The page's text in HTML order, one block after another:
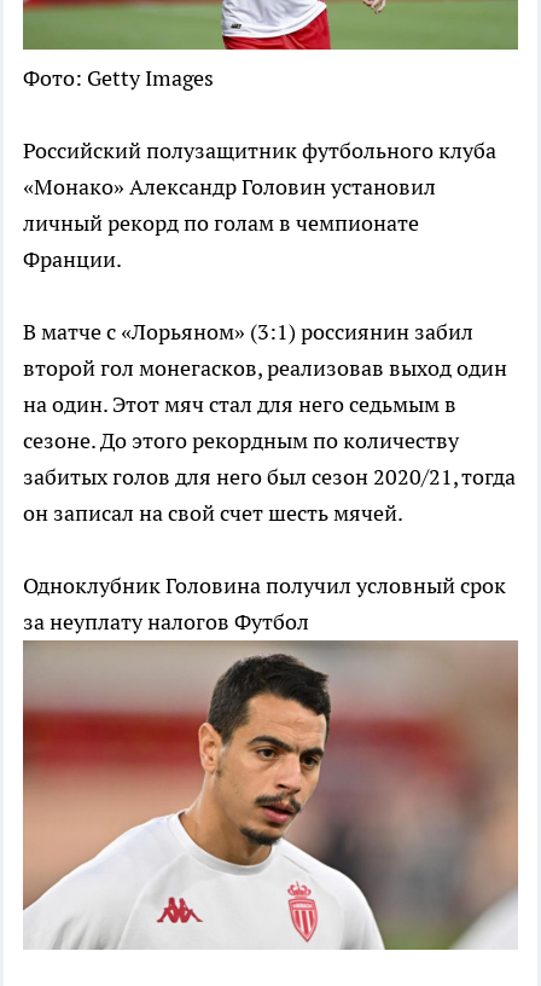
Фото: Getty Images
Российский полузащитник футбольного клуба
«Монако» Александр Головин установил
личный рекорд по голам в чемпионате
Франции.
В матче с «Лорьяном» (3:1) россиянин забил
второй гол монегасков, реализовав выход один
на один. Этот мяч стал для него седьмым в
сезоне. До этого рекордным по количеству
забитых голов для него был сезон 2020/21, тогда
он записал на свой счет шесть мячей.
Одноклубник Головина получил условный срок
за неуплату налогов Футбол